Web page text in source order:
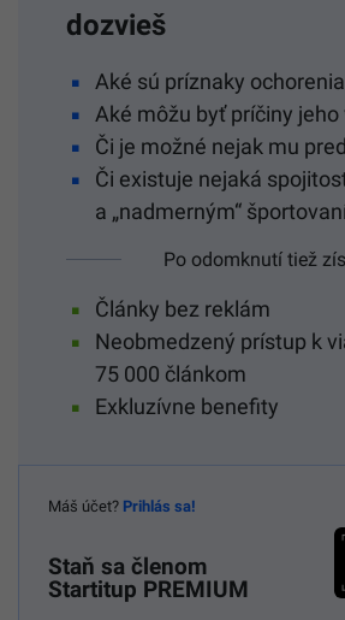
dozvieš
Aké sú príznaky ochorenia
Aké môžu byť príčiny jeho
Či je možné nejak mu
Či existuje nejaká
a „nadmerným“
Po odomknutí tiež
Články bez reklám
Neobmedzený prístup k
75 000 článkom
Exkluzívne benefity
Máš účet? Prihlás sa!
Staň sa členom
Startitup PREMIUM